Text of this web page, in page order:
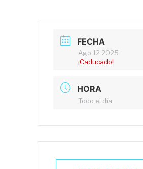
FECHA
Ago 12 2025
¡Caducado!
HORA
Todo el día